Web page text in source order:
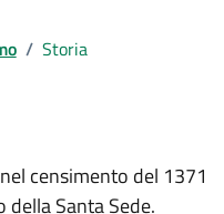
/ Storia
censimento del 1371
Santa Sede.